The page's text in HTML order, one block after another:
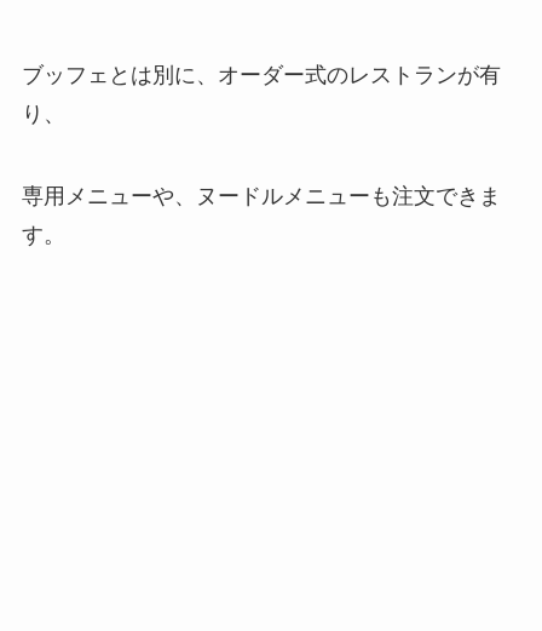
ブッフェとは別に、オーダー式のレストランが有
り、
専用メニューや、ヌードルメニューも注文できま
す。